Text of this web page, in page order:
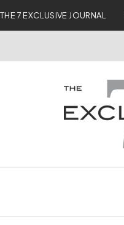
THE 7 EXCLUSIVE JOURNAL